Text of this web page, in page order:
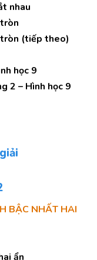
nhau
(tiếp theo)
học 9
2 – Hình học 9
BẬC NHẤT HAI
ẩn